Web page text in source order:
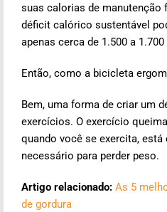
suas calorias de manutenção
déficit calórico sustentável
apenas cerca de 1.500 a
Então, como a bicicleta
Bem, uma forma de criar um
exercícios. O exercício
quando você se exercita,
necessário para perder peso.
Artigo relacionado: As 5
de gordura